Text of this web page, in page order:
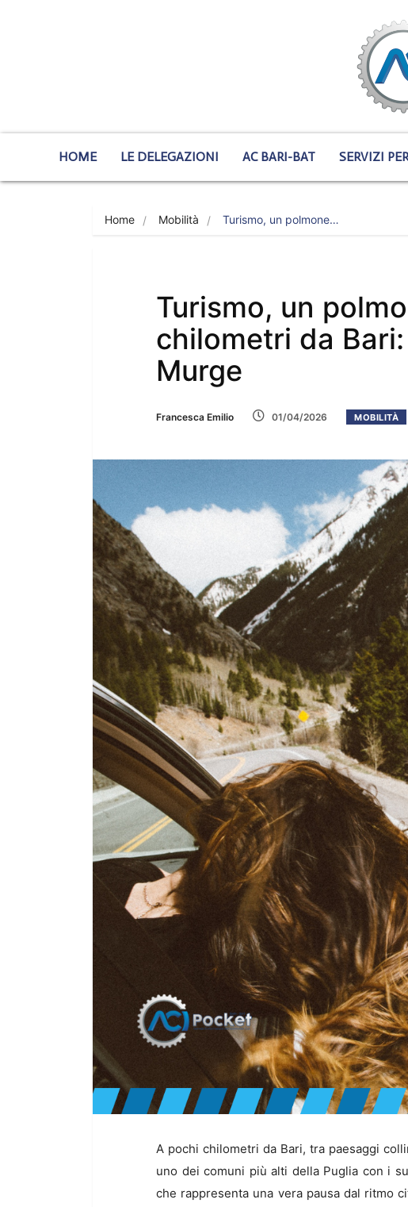
HOME LE DELEGAZIONI AC BARI-BAT SERVIZI
Home Mobilità Turismo, un polmone…
Turismo, un
chilometri da
Murge
Francesca Emilio 01/04/2026 MOBILITÀ
A pochi chilometri da Bari, tra paesaggi
uno dei comuni più alti della Puglia con i
che rappresenta una vera pausa dal ritmo